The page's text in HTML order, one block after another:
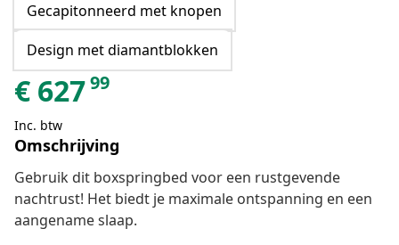
Gecapitonneerd met knopen
Design met diamantblokken
€ 62799
Inc. btw
Omschrijving
Gebruik dit boxspringbed voor een rustgevende
nachtrust! Het biedt je maximale ontspanning en een
aangename slaap.